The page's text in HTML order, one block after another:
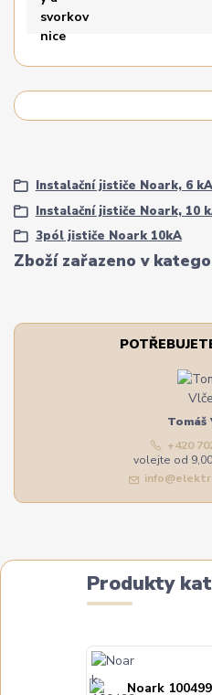
Zboží zařazeno v
Instalační jističe Noark, 6 kA
Instalační jističe Noark, 10
3pól jističe Noark 10kA
Tomáš
+420
volejte od
Produkty